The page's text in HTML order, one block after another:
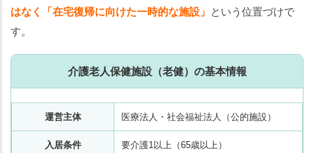
はなく「在宅復帰に向けた一時的な施設」 という位置づけで
す。
介護老人保健施設（老健）の基本情報
運営主体 医療法人・社会福祉法人（公的施設）
入居条件 要介護1以上（65歳以上）